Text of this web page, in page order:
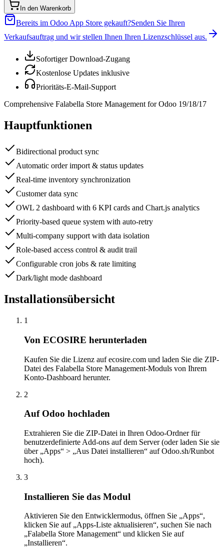
In den Warenkorb
Bereits im Odoo App Store gekauft?Senden Sie Ihren
Verkaufsauftrag und wir stellen Ihnen Ihren Lizenzschlüssel aus.
Sofortiger Download-Zugang
Kostenlose Updates inklusive
Prioritäts-E-Mail-Support
Comprehensive Falabella Store Management for Odoo 19/18/17
Hauptfunktionen
Bidirectional product sync
Automatic order import & status updates
Real-time inventory synchronization
Customer data sync
OWL 2 dashboard with 6 KPI cards and Chart.js analytics
Priority-based queue system with auto-retry
Multi-company support with data isolation
Role-based access control & audit trail
Configurable cron jobs & rate limiting
Dark/light mode dashboard
Installationsübersicht
1
Von ECOSIRE herunterladen
Kaufen Sie die Lizenz auf ecosire.com und laden Sie die ZIP-
Datei des Falabella Store Management-Moduls von Ihrem
Konto-Dashboard herunter.
2
Auf Odoo hochladen
Extrahieren Sie die ZIP-Datei in Ihren Odoo-Ordner für
benutzerdefinierte Add-ons auf dem Server (oder laden Sie sie
über „Apps“ > „Aus Datei installieren“ auf Odoo.sh/Runbot
hoch).
3
Installieren Sie das Modul
Aktivieren Sie den Entwicklermodus, öffnen Sie „Apps“,
klicken Sie auf „Apps-Liste aktualisieren“, suchen Sie nach
„Falabella Store Management“ und klicken Sie auf
„Installieren“.